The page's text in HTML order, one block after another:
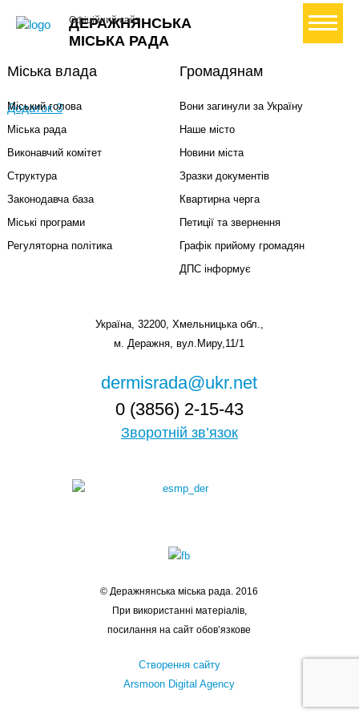
ДЕРАЖНЯНСЬКА
МІСЬКА РАДА
Офіційний сайт+ Створити петицію
Додаток 3
Міська влада
Міський голова
Міська рада
Виконавчий комітет
Структура
Законодавча база
Міські програми
Регуляторна політика
Громадянам
Вони загинули за Україну
Наше місто
Новини міста
Зразки документів
Квартирна черга
Петиції та звернення
Графік прийому громадян
ДПС інформує
Україна, 32200, Хмельницька обл.,
м. Деражня, вул.Миру,11/1
dermisrada@ukr.net
0 (3856) 2-15-43
Зворотній зв’язок
© Деражнянська міська рада. 2016
При використанні матеріалів,
посилання на сайт обов’язкове
Створення сайту
Arsmoon Digital Agency